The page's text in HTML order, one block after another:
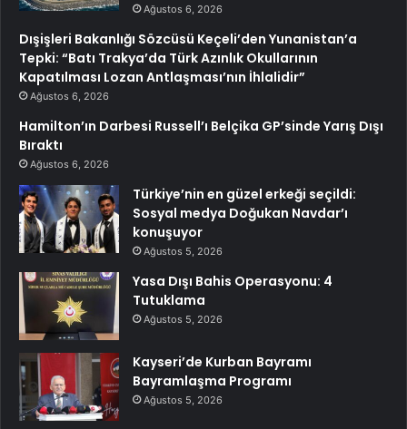
Ağustos 6, 2026
Dışişleri Bakanlığı Sözcüsü Keçeli’den Yunanistan’a
Tepki: “Batı Trakya’da Türk Azınlık Okullarının
Kapatılması Lozan Antlaşması’nın İhlalidir”
Ağustos 6, 2026
Hamilton’ın Darbesi Russell’ı Belçika GP’sinde Yarış Dışı
Bıraktı
Ağustos 6, 2026
Türkiye’nin en güzel erkeği seçildi:
Sosyal medya Doğukan Navdar’ı
konuşuyor
Ağustos 5, 2026
Yasa Dışı Bahis Operasyonu: 4
Tutuklama
Ağustos 5, 2026
Kayseri’de Kurban Bayramı
Bayramlaşma Programı
Ağustos 5, 2026